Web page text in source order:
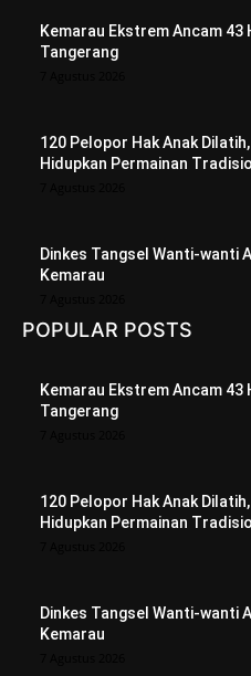
Kemarau Ekstrem Ancam
Tangerang
120 Pelopor Hak Anak
Hidupkan Permainan
Dinkes Tangsel Wanti-wanti
Kemarau
POPULAR POSTS
Kemarau Ekstrem Ancam
Tangerang
120 Pelopor Hak Anak
Hidupkan Permainan
Dinkes Tangsel Wanti-wanti
Kemarau